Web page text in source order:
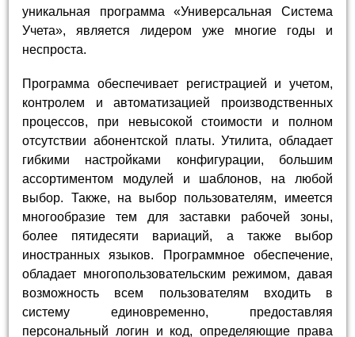
уникальная программа «Универсальная Система
Учета», является лидером уже многие годы и
неспроста.
Программа обеспечивает регистрацией и учетом,
контролем и автоматизацией производственных
процессов, при невысокой стоимости и полном
отсутствии абонентской платы. Утилита, обладает
гибкими настройками конфигурации, большим
ассортиментом модулей и шаблонов, на любой
выбор. Также, на выбор пользователям, имеется
многообразие тем для заставки рабочей зоны,
более пятидесяти вариаций, а также выбор
иностранных языков. Программное обеспечение,
обладает многопользовательским режимом, давая
возможность всем пользователям входить в
систему единовременно, предоставляя
персональный логин и код, определяющие права